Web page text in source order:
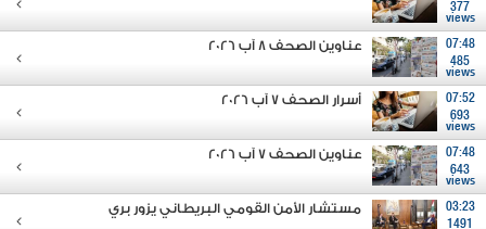
377
views
07:48
485
views
عناوين الصحف 8 آب 2026
07:52
693
views
أسرار الصحف 7 آب 2026
07:48
643
views
عناوين الصحف 7 آب 2026
03:23
1491
مستشار الأمن القومي البريطاني يزور بري